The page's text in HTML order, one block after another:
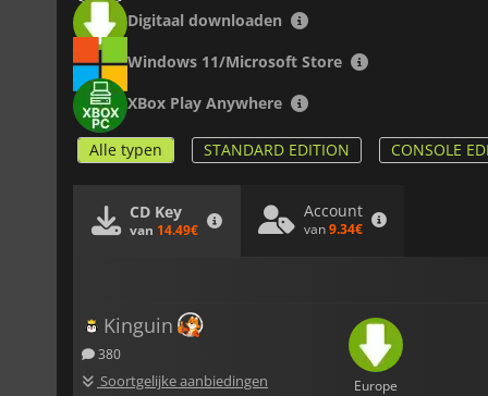
Digitaal downloaden
Windows 11/Microsoft Store
XBox Play Anywhere
Alle typen STANDARD EDITION CONSOLE
CD Key
van 14.49€
Account
van9.34€
Kinguin
380
Soortgelijke aanbiedingen Europe